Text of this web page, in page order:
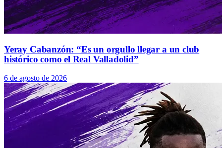
Yeray Cabanzón: “Es un orgullo llegar a un club
histórico como el Real Valladolid”
6 de agosto de 2026